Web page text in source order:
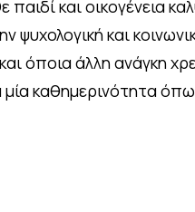
και οικογένεια
ψυχολογική και
όποια άλλη ανάγκη
μία καθημερινότητα